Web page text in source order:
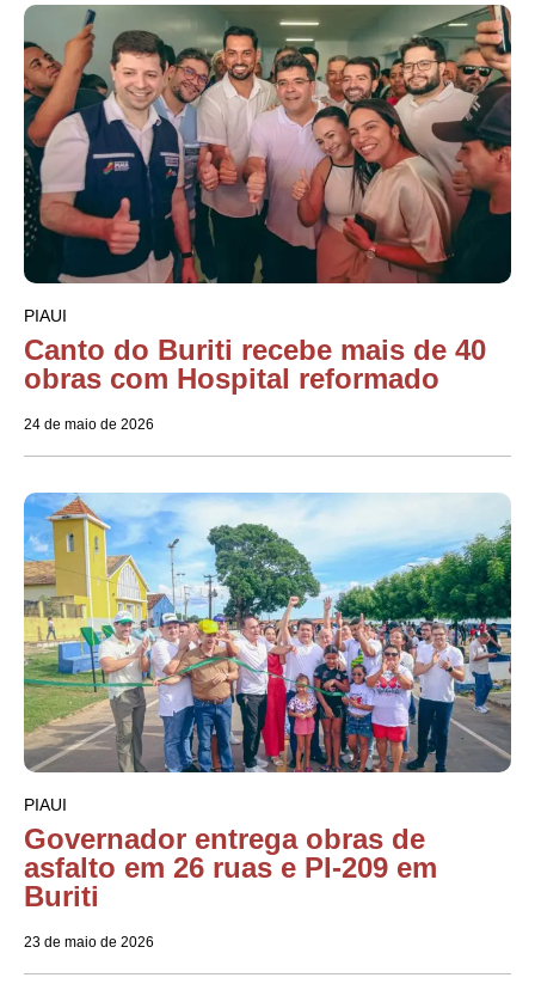
PIAUI
Canto do Buriti recebe mais de 40
obras com Hospital reformado
24 de maio de 2026
PIAUI
Governador entrega obras de
asfalto em 26 ruas e PI-209 em
Buriti
23 de maio de 2026